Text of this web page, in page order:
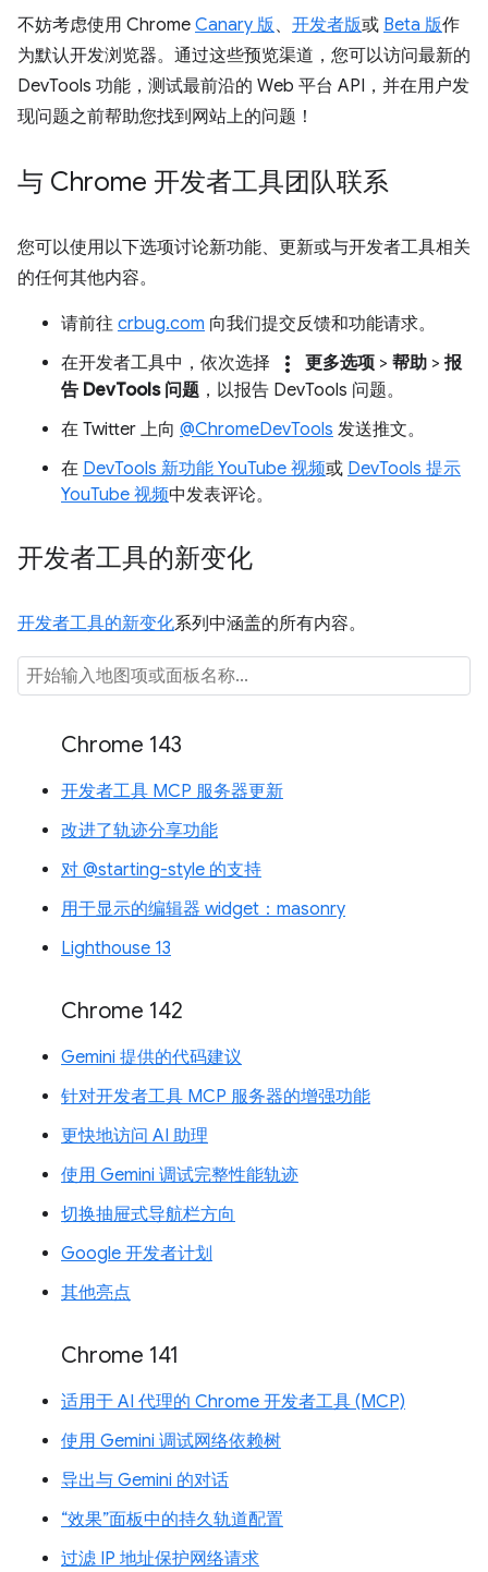
不妨考虑使用 Chrome Canary 版、 开发者版或 Beta 版作
为默认开发浏览器。通过这些预览渠道，您可以访问最新的
DevTools 功能，测试最前沿的 Web 平台 API，并在用户发
现问题之前帮助您找到网站上的问题！
与 Chrome 开发者工具团队联系
您可以使用以下选项讨论新功能、更新或与开发者工具相关
的任何其他内容。
请前往 crbug.com 向我们提交反馈和功能请求。
在开发者工具中，依次选择
more_vert 更多选项 > 帮助 > 报
告 DevTools 问题 ，以报告 DevTools 问题。
在 Twitter 上向 @ChromeDevTools 发送推文。
在 DevTools 新功能 YouTube 视频或 DevTools 提示
YouTube 视频中发表评论。
开发者工具的新变化
开发者工具的新变化系列中涵盖的所有内容。
Chrome 143
开发者工具 MCP 服务器更新
改进了轨迹分享功能
对 @starting-style 的支持
用于显示的编辑器 widget：masonry
Lighthouse 13
Chrome 142
Gemini 提供的代码建议
针对开发者工具 MCP 服务器的增强功能
更快地访问 AI 助理
使用 Gemini 调试完整性能轨迹
切换抽屉式导航栏方向
Google 开发者计划
其他亮点
Chrome 141
适用于 AI 代理的 Chrome 开发者工具 (MCP)
使用 Gemini 调试网络依赖树
导出与 Gemini 的对话
“效果”面板中的持久轨道配置
过滤 IP 地址保护网络请求